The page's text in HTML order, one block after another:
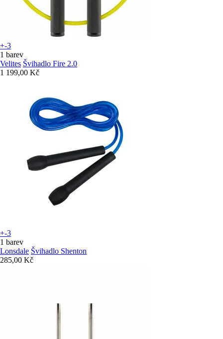
+-3
1 barev
Velites Švihadlo Fire 2.0
1 199,00 Kč
+-3
1 barev
Lonsdale Švihadlo Shenton
285,00 Kč